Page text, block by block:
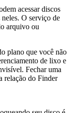
acessar discos
neles. O serviço de
arquivo ou
plano que você não
de lixo e
Fechar uma
relação do Finder